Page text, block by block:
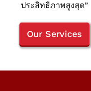
ประสิทธิภาพสูงสุด”
Our Services